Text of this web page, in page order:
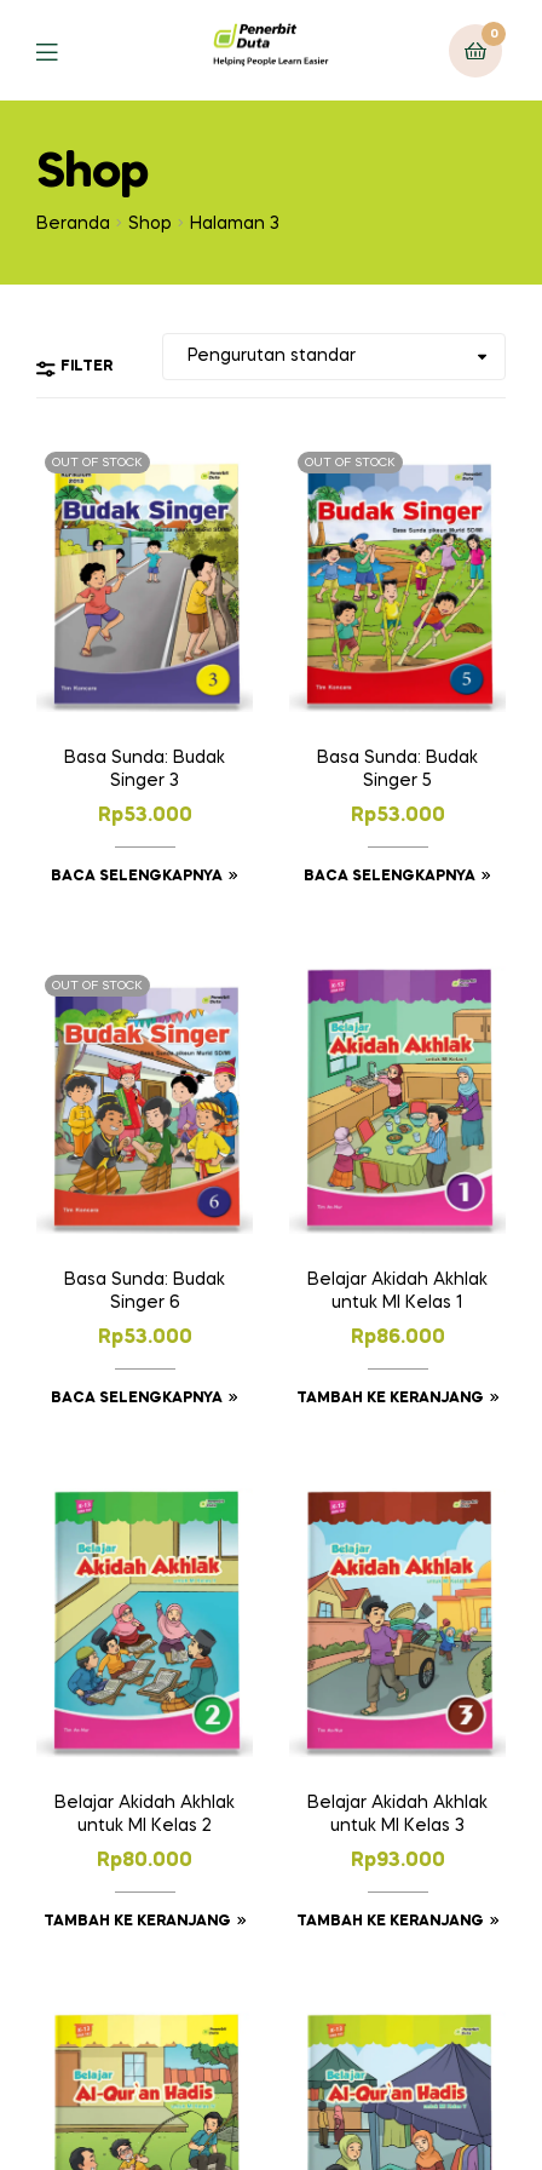
Menu
0
Shop
Beranda Shop Halaman 3
FILTER
OUT OF STOCK
Basa Sunda: Budak
Singer 3
Rp53.000
BACA SELENGKAPNYA
OUT OF STOCK
Basa Sunda: Budak
Singer 5
Rp53.000
BACA SELENGKAPNYA
OUT OF STOCK
Basa Sunda: Budak
Singer 6
Rp53.000
BACA SELENGKAPNYA
Belajar Akidah Akhlak
untuk MI Kelas 1
Rp86.000
TAMBAH KE KERANJANG
Belajar Akidah Akhlak
untuk MI Kelas 2
Rp80.000
TAMBAH KE KERANJANG
Belajar Akidah Akhlak
untuk MI Kelas 3
Rp93.000
TAMBAH KE KERANJANG